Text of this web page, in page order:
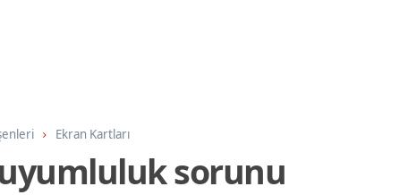
Ekran Kartları
sorunu